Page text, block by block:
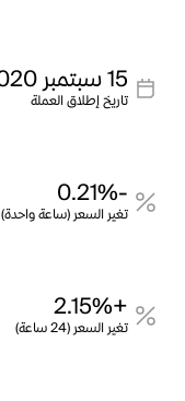
15 سبتمبر 2020
تاريخ إطلاق العملة
-0.21%
تغير السعر (ساعة واحدة)
+2.15%
تغير السعر (24 ساعة)